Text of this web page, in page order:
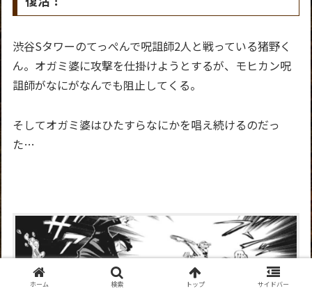
渋谷Sタワーのてっぺんで呪詛師2人と戦っている猪野く
ん。オガミ婆に攻撃を仕掛けようとするが、モヒカン呪
詛師がなにがなんでも阻止してくる。
そしてオガミ婆はひたすらなにかを唱え続けるのだっ
た…
ホーム 検索 トップ サイドバー